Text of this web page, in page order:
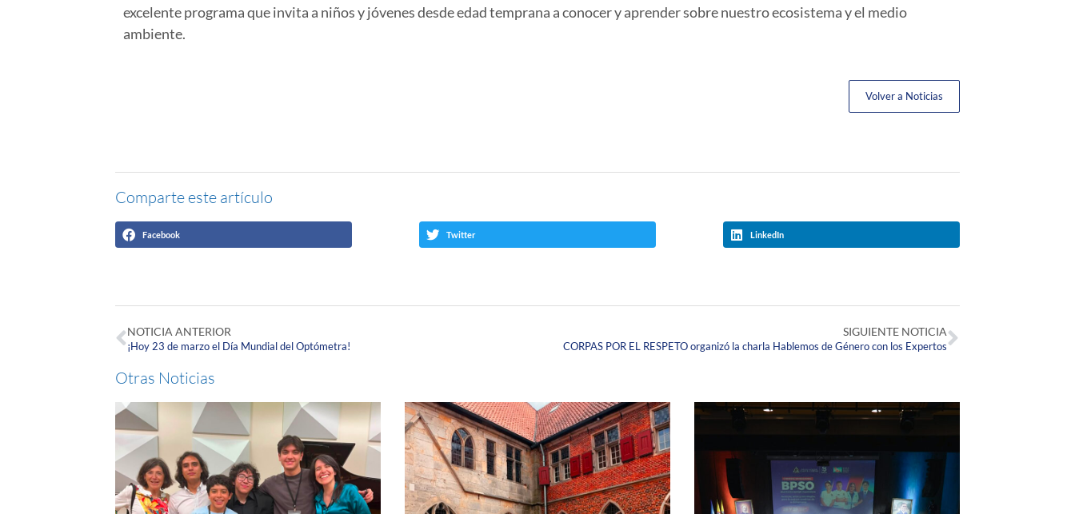
excelente programa que invita a niños y jóvenes desde edad temprana a conocer y aprender sobre nuestro ecosistema y el medio
ambiente.
Volver a Noticias
Comparte este artículo
Facebook Twitter LinkedIn
NOTICIA ANTERIOR
¡Hoy 23 de marzo el Día Mundial del Optómetra!
SIGUIENTE NOTICIA
CORPAS POR EL RESPETO organizó la charla Hablemos de Género con los Expertos
Otras Noticias